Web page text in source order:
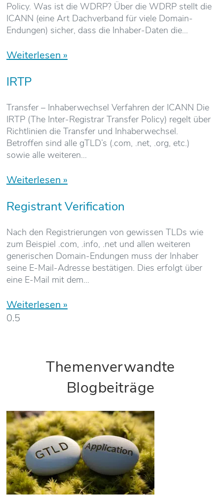
Policy. Was ist die WDRP? Über die WDRP stellt die
ICANN (eine Art Dachverband für viele Domain-
Endungen) sicher, dass die Inhaber-Daten die
Weiterlesen »
IRTP
Transfer – Inhaberwechsel Verfahren der ICANN Die
IRTP (The Inter-Registrar Transfer Policy) regelt über
Richtlinien die Transfer und Inhaberwechsel.
Betroffen sind alle gTLD’s (.com, .net, .org, etc.)
sowie alle weiteren
Weiterlesen »
Registrant Verification
Nach den Registrierungen von gewissen TLDs wie
zum Beispiel .com, .info, .net und allen weiteren
generischen Domain-Endungen muss der Inhaber
seine E-Mail-Adresse bestätigen. Dies erfolgt über
eine E-Mail mit dem
Weiterlesen »
Themenverwandte
Blogbeiträge